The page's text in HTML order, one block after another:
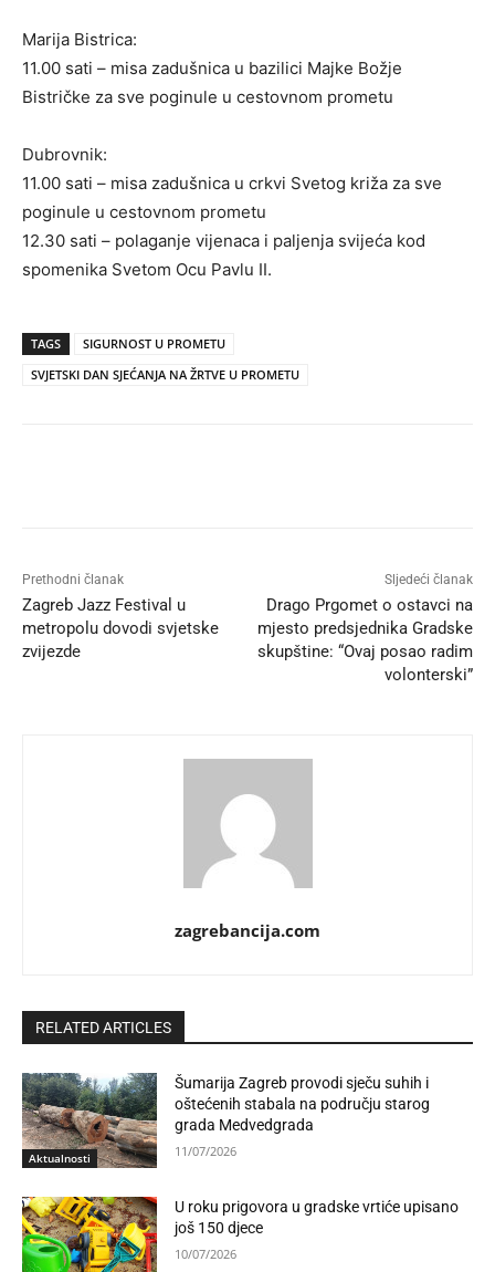
Marija Bistrica:
11.00 sati – misa zadušnica u bazilici Majke Božje
Bistričke za sve poginule u cestovnom prometu
Dubrovnik:
11.00 sati – misa zadušnica u crkvi Svetog križa za sve
poginule u cestovnom prometu
12.30 sati – polaganje vijenaca i paljenja svijeća kod
spomenika Svetom Ocu Pavlu II.
TAGS
SIGURNOST U PROMETU
SVJETSKI DAN SJEĆANJA NA ŽRTVE U PROMETU
Prethodni članak
Zagreb Jazz Festival u
metropolu dovodi svjetske
zvijezde
Sljedeći članak
Drago Prgomet o ostavci na
mjesto predsjednika Gradske
skupštine: “Ovaj posao radim
volonterski”
zagrebancija.com
RELATED ARTICLES
Aktualnosti
Šumarija Zagreb provodi sječu suhih i
oštećenih stabala na području starog
grada Medvedgrada
11/07/2026
U roku prigovora u gradske vrtiće upisano
još 150 djece
10/07/2026